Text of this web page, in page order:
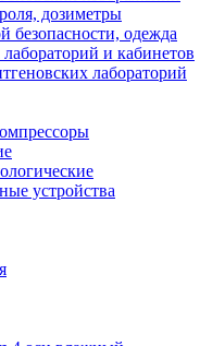
дозиметры
безопасности, одежда
и кабинетов
лабораторий
устройства